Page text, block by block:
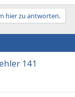
hier zu antworten.
141